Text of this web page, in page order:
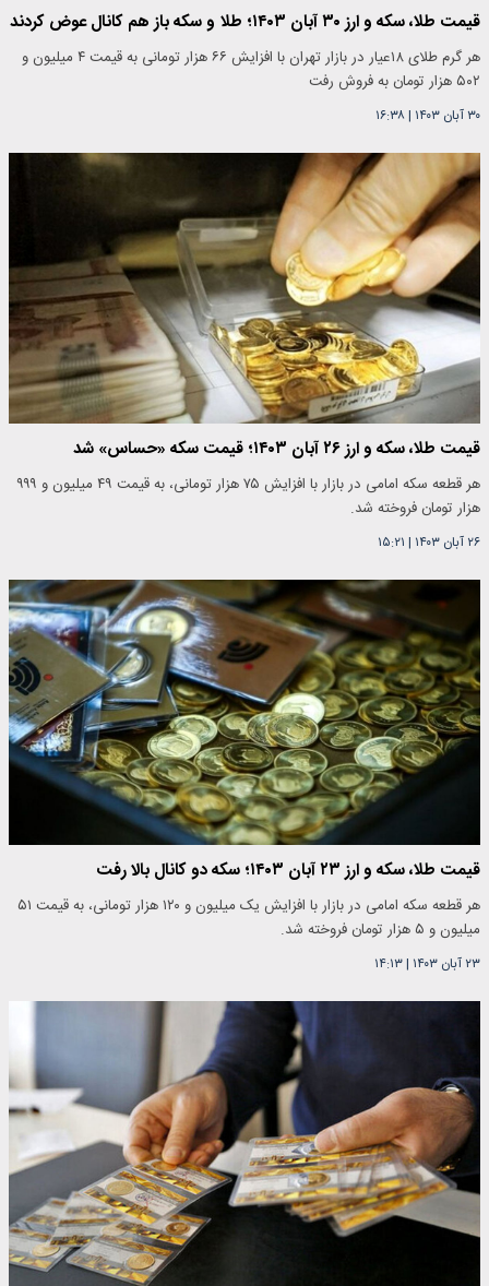
قیمت طلا، سکه و ارز ۳۰ آبان ۱۴۰۳؛ طلا و سکه باز هم کانال عوض کردند
هر گرم طلای ۱۸عیار در بازار تهران با افزایش ۶۶ هزار تومانی به قیمت ۴ میلیون و
۵۰۲ هزار تومان به فروش رفت
۳۰ آبان ۱۴۰۳ |۱۶:۳۸
قیمت طلا، سکه و ارز ۲۶ آبان ۱۴۰۳؛ قیمت سکه «حساس» شد
هر قطعه سکه امامی در بازار با افزایش ۷۵ هزار تومانی، به قیمت ۴۹ میلیون و ۹۹۹
هزار تومان فروخته شد.
۲۶ آبان ۱۴۰۳ | ۱۵:۲۱
قیمت طلا، سکه و ارز ۲۳ آبان ۱۴۰۳؛ سکه دو کانال بالا رفت
هر قطعه سکه امامی در بازار با افزایش یک میلیون و ۱۲۰ هزار تومانی، به قیمت ۵۱
میلیون و ۵ هزار تومان فروخته شد.
۲۳ آبان ۱۴۰۳ |۱۴:۱۳